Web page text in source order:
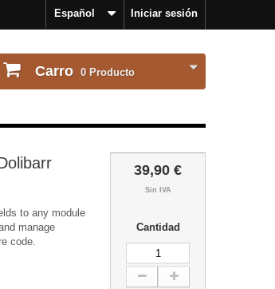
Iniciar sesión
Español
Carro 0 Producto
to any module
manage
code.
39,90 €
Sin IVA
Cantidad